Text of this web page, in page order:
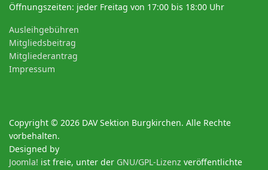
Öffnungszeiten: jeder Freitag von 17:00 bis 18:00 Uhr
Ausleihgebühren
Mitgliedsbeitrag
Mitgliederantrag
Impressum
Copyright © 2026 DAV Sektion Burgkirchen. Alle Rechte
vorbehalten.
Designed by
Joomla! ist freie, unter der GNU/GPL-Lizenz veröffentlichte